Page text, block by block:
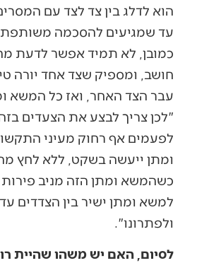
הוא לדלג בין צד לצד עם
עד שמגיעים להסכמה
כמובן, לא תמיד אפשר לדעת
חושב, ומספיק שצד אחד יורה
עבר הצד האחר, ואז כל המשא
"לכן צריך לבצע את הצעדים
לפעמים אף רחוק מעיני
ומתן ייעשה בשקט, ללא לחץ
כשהמשא ומתן הזה מניב
למשא ומתן ישיר בין הצדדים
ולפתרונו".
לסיום, האם יש משהו שהיית